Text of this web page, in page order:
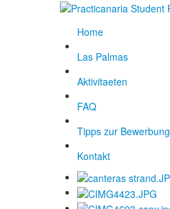
Home
Las Palmas
Aktivitaeten
FAQ
Tipps zur Bewerbung
Kontakt